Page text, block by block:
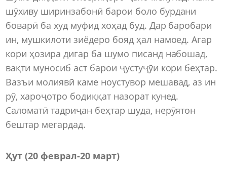
шӯхиву ширинзабонӣ барои боло бурдани
боварӣ ба худ муфид хоҳад буд. Дар баробари
ин, мушкилоти зиёдеро бояд ҳал намоед. Агар
кори ҳозира дигар ба шумо писанд набошад,
вақти муносиб аст барои ҷустуҷӯи кори беҳтар.
Вазъи молиявӣ каме ноустувор мешавад, аз ин
рӯ, хароҷотро бодиққат назорат кунед.
Саломатӣ тадриҷан беҳтар шуда, нерӯятон
бештар мегардад.
Ҳут (20 феврал-20 март)